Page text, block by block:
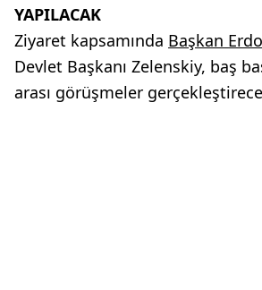
YAPILACAK
Ziyaret kapsamında Başkan
Devlet Başkanı Zelenskiy, baş
arası görüşmeler